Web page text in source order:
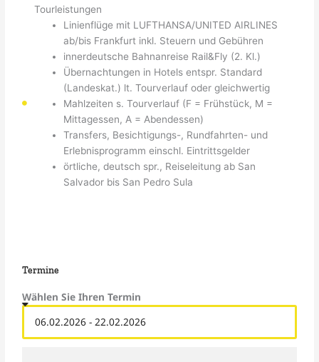
Tourleistungen
Linienflüge mit LUFTHANSA/UNITED AIRLINES
ab/bis Frankfurt inkl. Steuern und Gebühren
innerdeutsche Bahnanreise Rail&Fly (2. Kl.)
Übernachtungen in Hotels entspr. Standard
(Landeskat.) lt. Tourverlauf oder gleichwertig
Mahlzeiten s. Tourverlauf (F = Frühstück, M =
Mittagessen, A = Abendessen)
Transfers, Besichtigungs-, Rundfahrten- und
Erlebnisprogramm einschl. Eintrittsgelder
örtliche, deutsch spr., Reiseleitung ab San
Salvador bis San Pedro Sula
Termine
Wählen Sie Ihren Termin